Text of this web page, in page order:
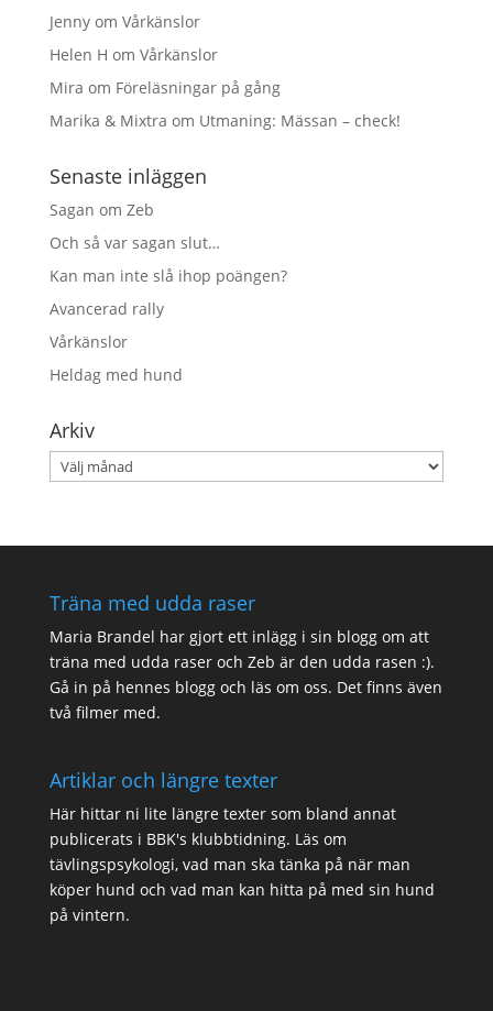
Jennyom Vårkänslor
Helen H om Vårkänslor
Mira om Föreläsningar på gång
Marika & Mixtra om Utmaning: Mässan – check!
Senaste inläggen
Sagan om Zeb
Och så var sagan slut…
Kan man inte slå ihop poängen?
Avancerad rally
Vårkänslor
Heldag med hund
Arkiv
Arkiv
Träna med udda raser
Maria Brandel har gjort ett inlägg i sin bloggom att
träna med udda raser och Zeb är den udda rasen :).
Gå in på hennes bloggoch läs om oss. Det finns även
två filmer med.
Artiklar och längre texter
Här hittar ni lite längre textersom bland annat
publicerats i BBK's klubbtidning. Läs om
tävlingspsykologi, vad man ska tänka på när man
köper hund och vad man kan hitta på med sin hund
på vintern.